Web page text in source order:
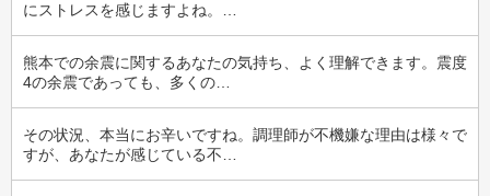
にストレスを感じますよね。…
熊本での余震に関するあなたの気持ち、よく理解できます。震度
4の余震であっても、多くの…
その状況、本当にお辛いですね。調理師が不機嫌な理由は様々で
すが、あなたが感じている不…